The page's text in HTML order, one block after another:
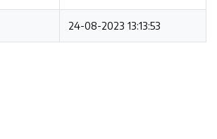
24-08-2023 13:13:53